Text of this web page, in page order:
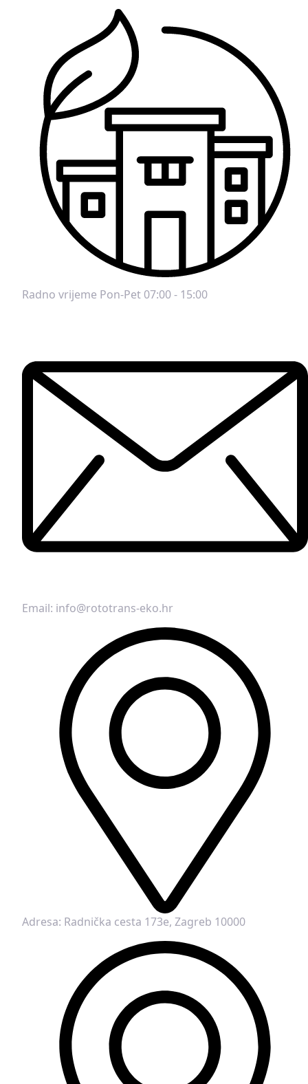
Radno vrijeme Pon-Pet 07:00 - 15:00
Email: info@rototrans-eko.hr
Adresa: Radnička cesta 173e, Zagreb 10000